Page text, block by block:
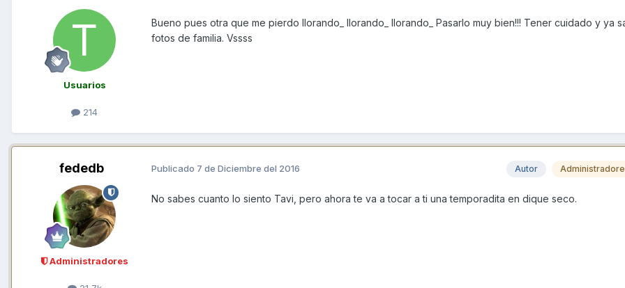
Usuarios
214
Bueno pues otra que me pierdo llorando_ llorando_ llorando_ Pasarlo muy bien!!! Tener cuidado y ya
fotos de familia. Vssss
fededb
Administradores
Autor
Publicado 7 de Diciembre del 2016
No sabes cuanto lo siento Tavi, pero ahora te va a tocar a ti una temporadita en dique seco.